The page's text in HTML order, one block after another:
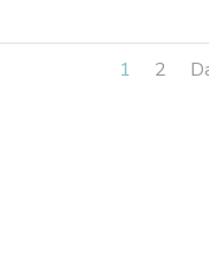
1 2